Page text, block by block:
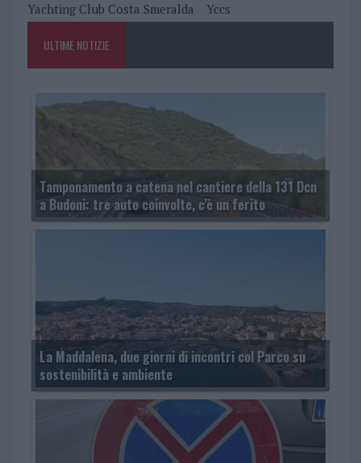
Yachting Club Costa Smeralda
Yccs
ULTIME NOTIZIE
Tamponamento a catena nel cantiere della 131 Dcn
a Budoni: tre auto coinvolte, c’è un ferito
La Maddalena, due giorni di incontri col Parco su
sostenibilità e ambiente